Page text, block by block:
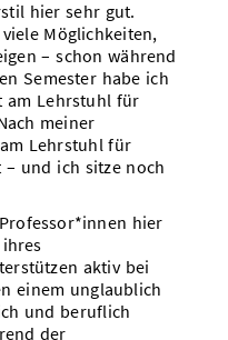
hier sehr gut.
Möglichkeiten,
– schon während
Semester habe ich
am Lehrstuhl für
meiner
Lehrstuhl für
und ich sitze noch
hier
aktiv bei
einem unglaublich
und beruflich
der